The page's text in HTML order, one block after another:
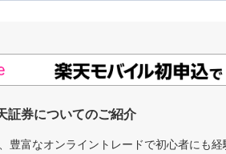
証券についてのご紹介
豊富なオンライントレードで初心者にも